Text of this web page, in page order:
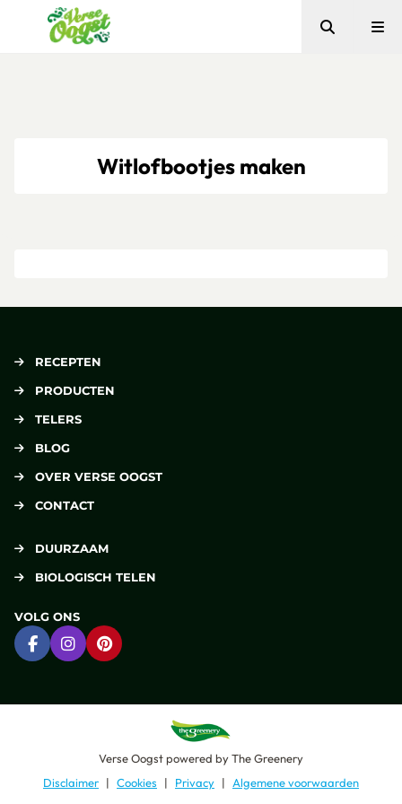
Zoeken
Witlofbootjes maken
RECEPTEN
PRODUCTEN
TELERS
BLOG
OVER VERSE OOGST
CONTACT
DUURZAAM
BIOLOGISCH TELEN
VOLG ONS
Ga naar Facebook
Ga naar Instagram
Ga naar Pinterest
Verse Oogstpowered byThe Greenery
Disclaimer
Cookies Privacy Algemene voorwaarden